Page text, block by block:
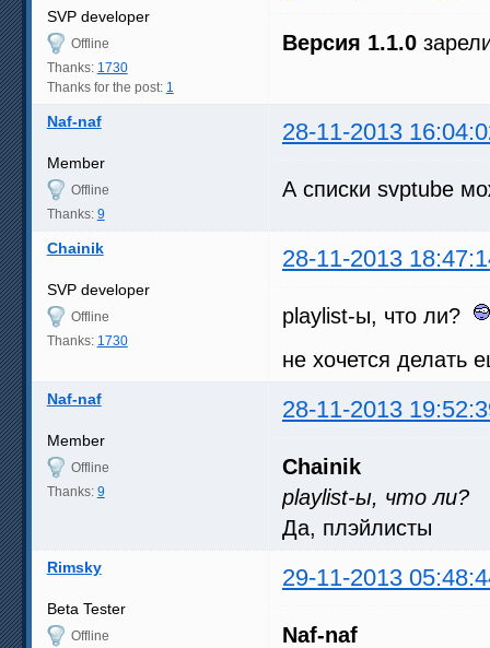
SVP developer
Offline
Thanks: 1730
Thanks for the post: 1
Версия 1.1.0
Naf-naf 28-11-2013
Member
Offline
Thanks: 9
А списки svptube
Chainik 28-11-2013
SVP developer
Offline
Thanks: 1730
playlist-ы, что ли?
не хочется делать
Naf-naf 28-11-2013
Member
Offline
Thanks: 9
Chainik
playlist-ы, что ли?
Да, плэйлисты
Rimsky 29-11-2013
Beta Tester
Offline
Naf-naf